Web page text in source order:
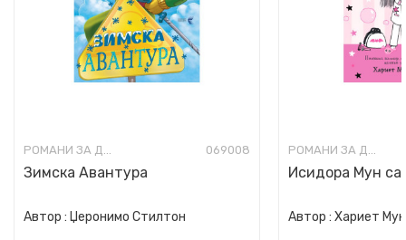
РОМАНИ ЗА ДЕЦА 069008
Зимска Авантура
Автор : Џеронимо Стилтон
РОМАНИ ЗА ДЕЦА
Исидора Мун
Автор : Хариет